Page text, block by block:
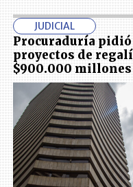
JUDICIAL
Procuraduría pidió
proyectos de
$900.000 millones